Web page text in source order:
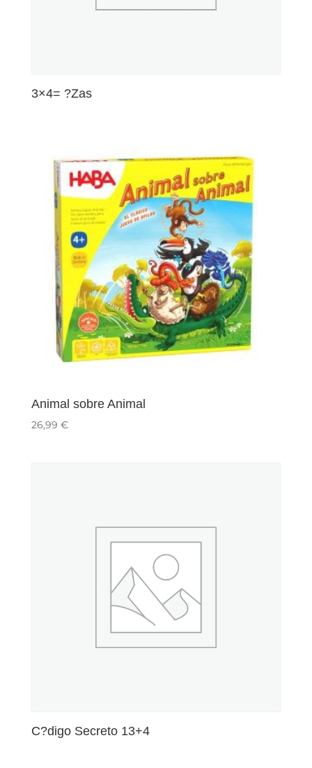
3×4= ?Zas
Animal sobre Animal
26,99 €
C?digo Secreto 13+4